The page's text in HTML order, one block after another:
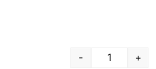
Quantity
- +